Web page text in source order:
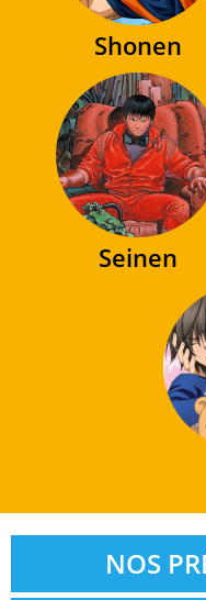
Shonen
Seinen
NOS